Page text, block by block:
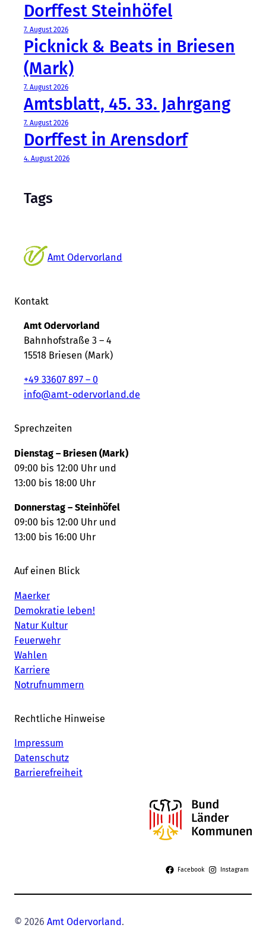
Dorffest Steinhöfel
7. August 2026
Picknick & Beats in Briesen
(Mark)
7. August 2026
Amtsblatt, 45. 33. Jahrgang
7. August 2026
Dorffest in Arensdorf
4. August 2026
Tags
Amt Odervorland
Kontakt
Amt Odervorland
Bahnhofstraße 3 – 4
15518 Briesen (Mark)
+49 33607 897 – 0
info@amt-odervorland.de
Sprechzeiten
Dienstag – Briesen (Mark)
09:00 bis 12:00 Uhr und
13:00 bis 18:00 Uhr
Donnerstag – Steinhöfel
09:00 bis 12:00 Uhr und
13:00 bis 16:00 Uhr
Auf einen Blick
Maerker
Demokratie leben!
Natur Kultur
Feuerwehr
Wahlen
Karriere
Notrufnummern
Rechtliche Hinweise
Impressum
Datenschutz
Barrierefreiheit
Facebook Instagram
© 2026 Amt Odervorland.